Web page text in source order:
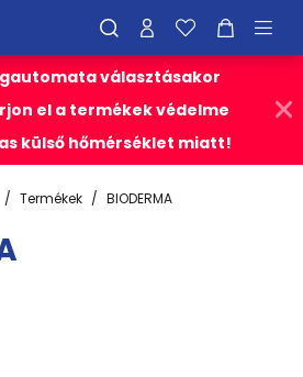
választásakor
el a termékek védelme
külső hőmérséklet miatt!
Termékek BIODERMA